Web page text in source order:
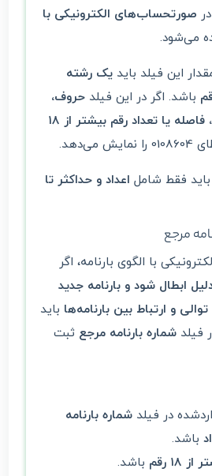
صورتحساب‌های الکترونیکی با
می‌شود.
این فیلد باید یک رشته
باشد. اگر در این فیلد حروف،
یا تعداد رقم بیشتر از ۱۸
باید فقط شامل اعداد و حداکثر تا
مرجع
با الگوی بارنامه، اگر
ابطال شود و بارنامه جدید
توالی و ارتباط بین بارنامه‌ها باید
فیلد شماره بارنامه مرجع ثبت
در فیلد شماره بارنامه
باشد.
۱۸ رقم
باشد.